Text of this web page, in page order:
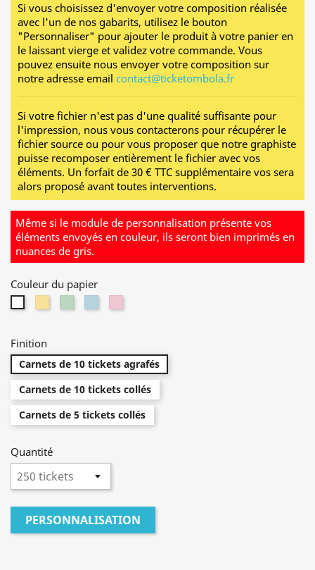
Si vous choisissez d'envoyer votre composition réalisée
avec l'un de nos gabarits, utilisez le bouton
"Personnaliser" pour ajouter le produit à votre panier en
le laissant vierge et validez votre commande. Vous
pouvez ensuite nous envoyer votre composition sur
notre adresse email contact@ticketombola.fr
Si votre fichier n'est pas d'une qualité suffisante pour
l'impression, nous vous contacterons pour récupérer le
fichier source ou pour vous proposer que notre graphiste
puisse recomposer entièrement le fichier avec vos
éléments. Un forfait de 30 € TTC supplémentaire vos sera
alors proposé avant toutes interventions.
Même si le module de personnalisation présente vos
éléments envoyés en couleur, ils seront bien imprimés en
nuances de gris.
Couleur du papier
Finition
Carnets de 10 tickets agrafés
Carnets de 10 tickets collés
Carnets de 5 tickets collés
Quantité
PERSONNALISATION